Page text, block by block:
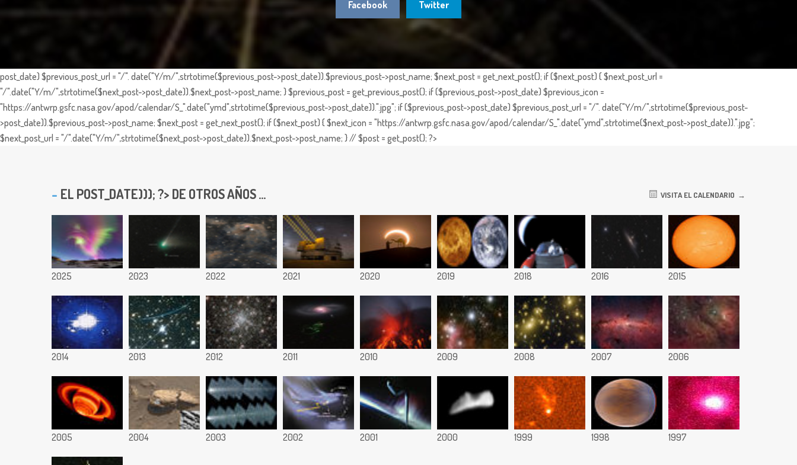
Facebook Twitter
post_date) $previous_post_url = "/". date("Y/m/",strtotime($previous_post->post_date)).$previous_post->post_name; $next_post = get_next_post(); if ($next_post) { $next_post_url =
"/".date("Y/m/",strtotime($next_post->post_date)).$next_post->post_name; } $previous_post = get_previous_post(); if ($previous_post->post_date) $previous_icon =
"https://antwrp.gsfc.nasa.gov/apod/calendar/S_".date("ymd",strtotime($previous_post->post_date)).".jpg"; if ($previous_post->post_date) $previous_post_url = "/". date("Y/m/",strtotime($previous_post-
>post_date)).$previous_post->post_name; $next_post = get_next_post(); if ($next_post) { $next_icon = "https://antwrp.gsfc.nasa.gov/apod/calendar/S_".date("ymd",strtotime($next_post->post_date)).".jpg";
$next_post_url = "/".date("Y/m/",strtotime($next_post->post_date)).$next_post->post_name; } // $post = get_post(); ?>
EL POST_DATE))); ?> DE OTROS AÑOS ... VISITA EL CALENDARIO
2025 2023 2022 2021 2020 2019 2018 2016 2015
2014 2013 2012 2011 2010 2009 2008 2007 2006
2005 2004 2003 2002 2001 2000 1999 1998 1997